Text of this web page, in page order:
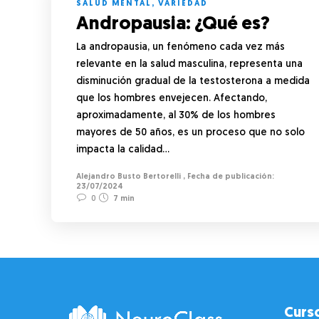
SALUD MENTAL , VARIEDAD
Andropausia: ¿Qué es?
La andropausia, un fenómeno cada vez más
relevante en la salud masculina, representa una
disminución gradual de la testosterona a medida
que los hombres envejecen. Afectando,
aproximadamente, al 30% de los hombres
mayores de 50 años, es un proceso que no solo
impacta la calidad…
Alejandro Busto Bertorelli ,
23/07/2024
0
7 min